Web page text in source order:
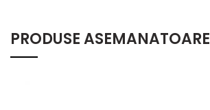
PRODUSE ASEMANATOARE